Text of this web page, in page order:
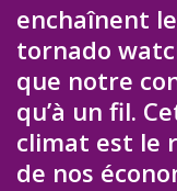
enchaînent
tornado
que notre
qu’à un fil.
climat est le
de nos